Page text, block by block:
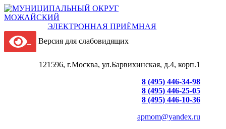
ЭЛЕКТРОННАЯ ПРИЁМНАЯ
Версия для слабовидящих
121596, г.Москва, ул.Барвихинская, д.4, корп.1
8 (495) 446-34-98
8 (495) 446-25-05
8 (495) 446-10-36
apmom@yandex.ru